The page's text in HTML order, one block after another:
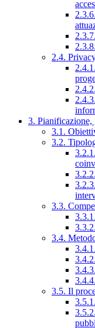
2.4.
3. Pianificazione,
3.1.
3.2.
3.3.
3.4.
3.5. Il